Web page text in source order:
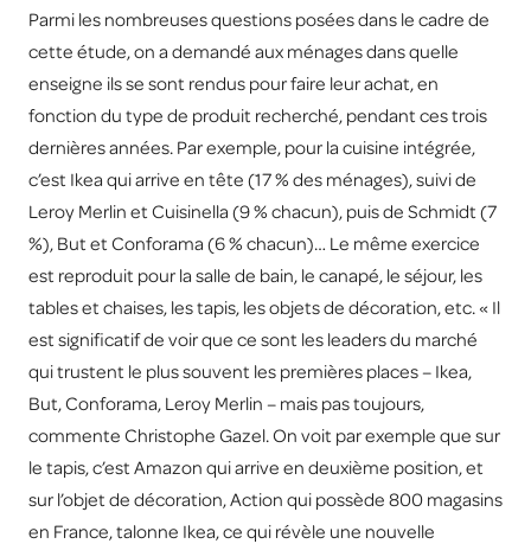
Parmi les nombreuses questions posées dans le cadre de
cette étude, on a demandé aux ménages dans quelle
enseigne ils se sont rendus pour faire leur achat, en
fonction du type de produit recherché, pendant ces trois
dernières années. Par exemple, pour la cuisine intégrée,
c’est Ikea qui arrive en tête (17 % des ménages), suivi de
Leroy Merlin et Cuisinella (9 % chacun), puis de Schmidt (7
%), But et Conforama (6 % chacun)… Le même exercice
est reproduit pour la salle de bain, le canapé, le séjour, les
tables et chaises, les tapis, les objets de décoration, etc. « Il
est significatif de voir que ce sont les leaders du marché
qui trustent le plus souvent les premières places – Ikea,
But, Conforama, Leroy Merlin – mais pas toujours,
commente Christophe Gazel. On voit par exemple que sur
le tapis, c’est Amazon qui arrive en deuxième position, et
sur l’objet de décoration, Action qui possède 800 magasins
en France, talonne Ikea, ce qui révèle une nouvelle